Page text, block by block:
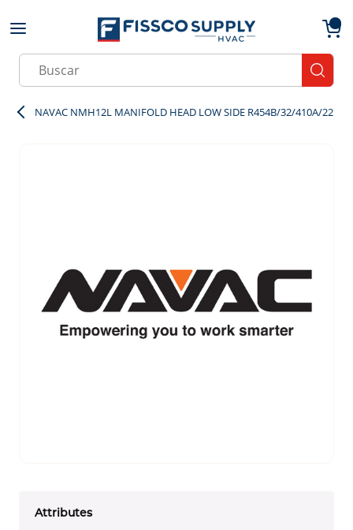
Skip to main content
Site Search
NAVAC NMH12L MANIFOLD HEAD LOW SIDE R454B/32/410A/22
Attributes